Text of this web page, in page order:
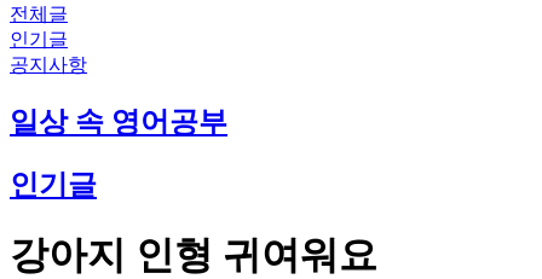
전체글
인기글
공지사항
일상 속 영어공부
인기글
강아지 인형 귀여워요